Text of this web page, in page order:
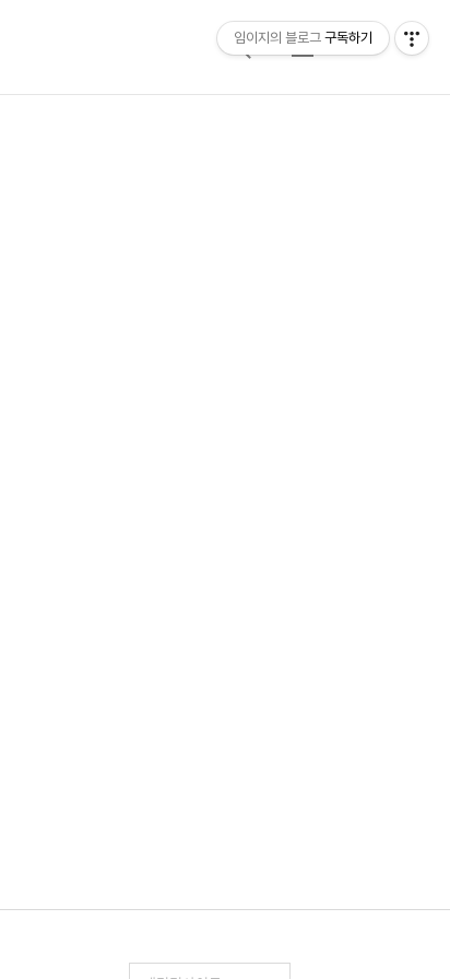
검
메
임이지의 블로그 구독하기